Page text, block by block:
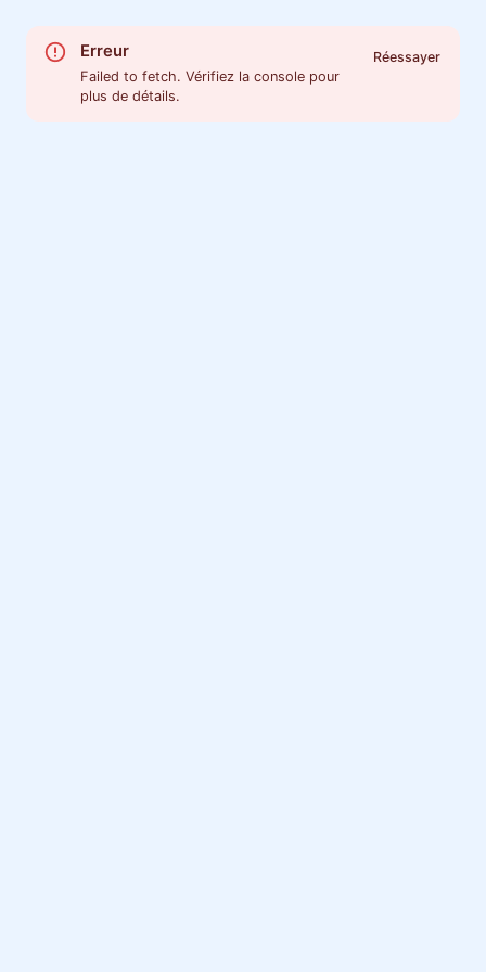
Erreur
Failed to fetch. Vérifiez la console pour
plus de détails.
Réessayer